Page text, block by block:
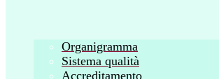
Organigramma
Sistema qualità
Accreditamento